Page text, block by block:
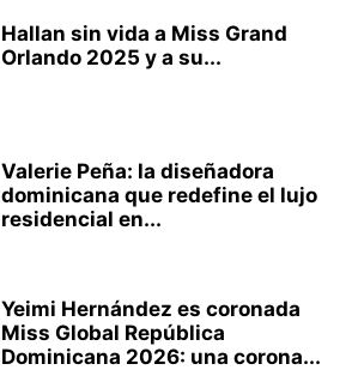
Hallan sin vida a Miss Grand
Orlando 2025 y a su...
Valerie Peña: la diseñadora
dominicana que redefine el lujo
residencial en...
Yeimi Hernández es coronada
Miss Global República
Dominicana 2026: una corona...